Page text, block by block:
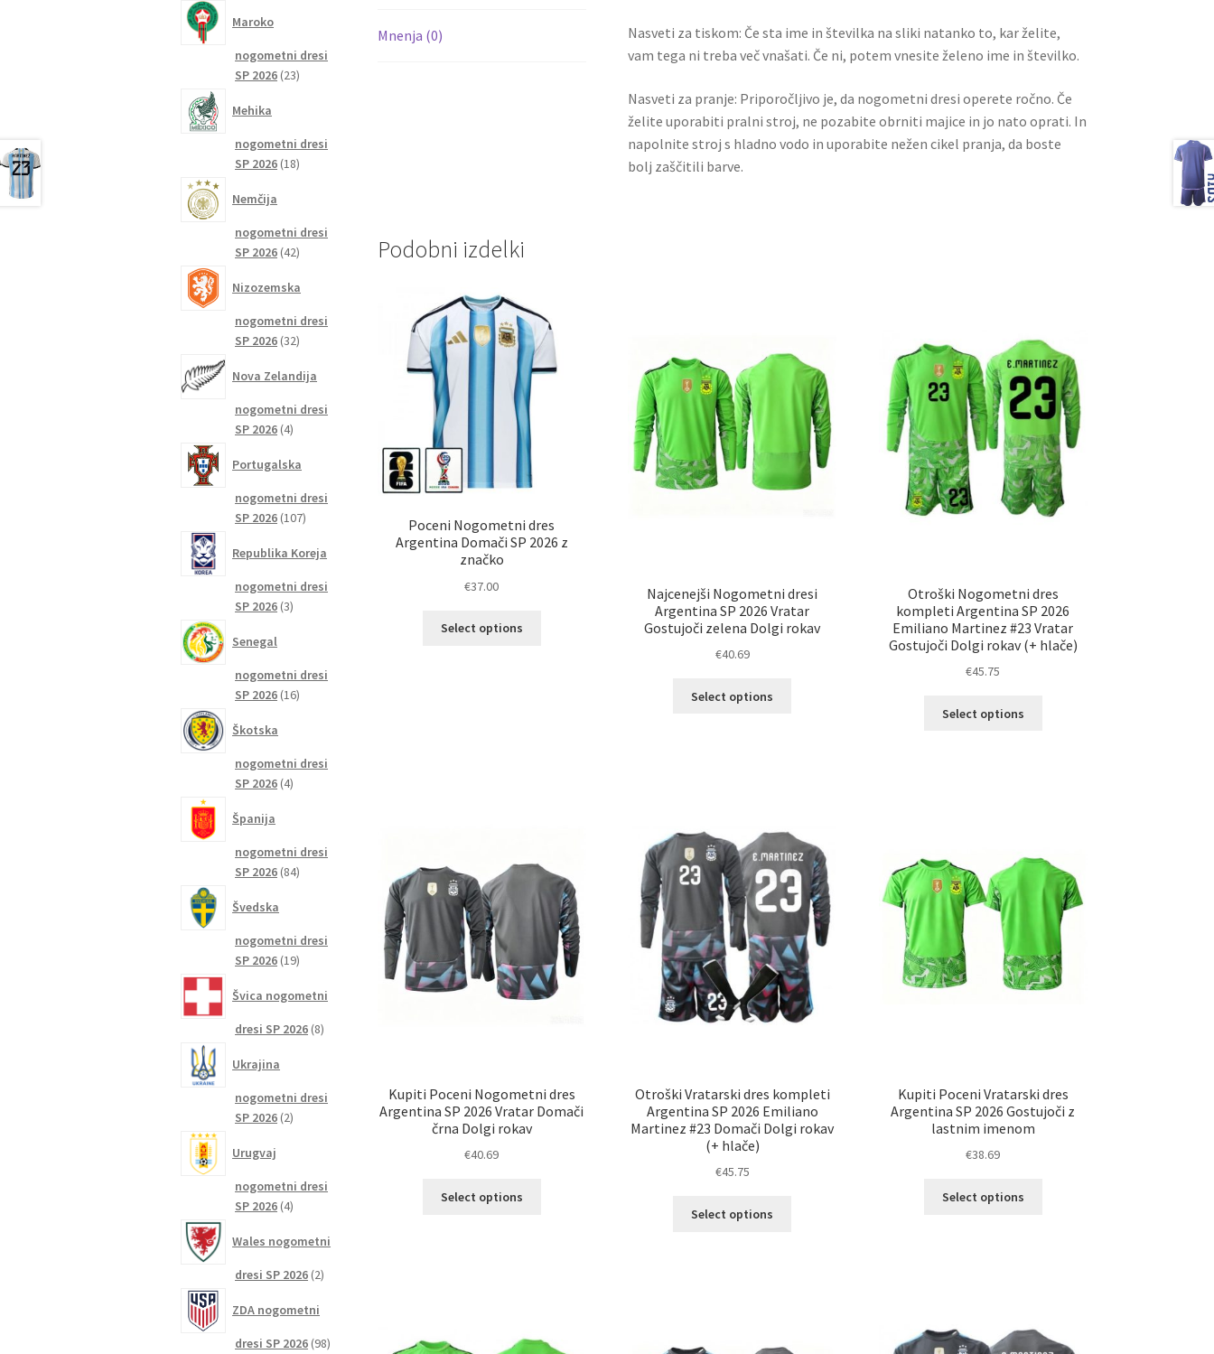
Mnenja (0)
Nasveti za tiskom: Če sta ime in številka na sliki natanko to, kar želite,
vam tega ni treba več vnašati. Če ni, potem vnesite želeno ime in številko.
Nasveti za pranje: Priporočljivo je, da nogometni dresi operete ročno. Če
želite uporabiti pralni stroj, ne pozabite obrniti majice in jo nato oprati. In
napolnite stroj s hladno vodo in uporabite nežen cikel pranja, da boste
bolj zaščitili barve.
Podobni izdelki
Poceni Nogometni dres
Argentina Domači SP 2026 z
značko
€37.00
Select options
Najcenejši Nogometni dresi
Argentina SP 2026 Vratar
Gostujoči zelena Dolgi rokav
€40.69
Select options
na
strani
izdelka
Otroški Nogometni dres
kompleti Argentina SP 2026
Emiliano Martinez #23 Vratar
Gostujoči Dolgi rokav (+ hlače)
€45.75
Select options
na
strani
izdelka
Kupiti Poceni Nogometni dres
Argentina SP 2026 Vratar Domači
črna Dolgi rokav
€40.69
Select options
na
Otroški Vratarski dres kompleti
Argentina SP 2026 Emiliano
Martinez #23 Domači Dolgi rokav
(+ hlače)
€45.75
Select options
Kupiti Poceni Vratarski dres
Argentina SP 2026 Gostujoči z
lastnim imenom
€38.69
Select options
na
Maroko
nogometni dresi
SP 2026 2323
Mehika
nogometni dresi
SP 2026 1818
Nemčija
nogometni dresi
SP 2026 4242
Nizozemska
nogometni dresi
SP 2026 3232
Nova Zelandija
nogometni dresi
SP 2026 44
Portugalska
nogometni dresi
SP 2026 107107
Republika Koreja
nogometni dresi
SP 2026 33
Senegal
nogometni dresi
SP 2026 1616
Škotska
nogometni dresi
SP 2026 44
Španija
nogometni dresi
SP 2026 8484
Švedska
nogometni dresi
SP 2026 1919
Švica nogometni
dresi SP 2026 88
Ukrajina
nogometni dresi
SP 2026 22
Urugvaj
nogometni dresi
SP 2026 44
Wales nogometni
dresi SP 2026 22
ZDA nogometni
dresi SP 2026 9898